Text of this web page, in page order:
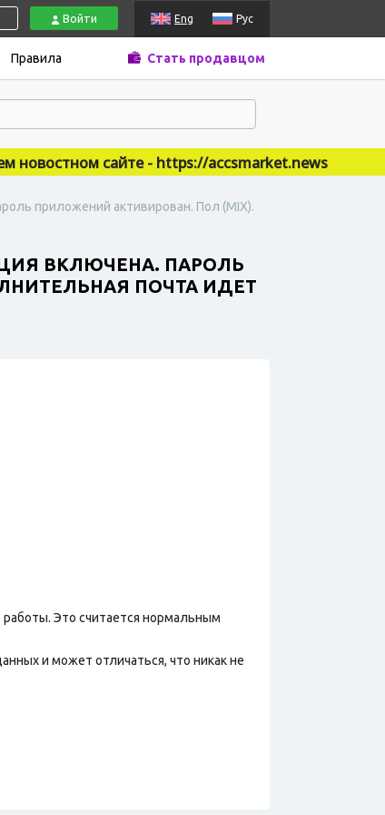
Войти Eng Рус
Правила Стать продавцом
сайте - https://accsmarket.news
приложений активирован. Пол (MIX).
ВКЛЮЧЕНА. ПАРОЛЬ
ПОЧТА ИДЕТ
Это считается нормальным
и может отличаться, что никак не